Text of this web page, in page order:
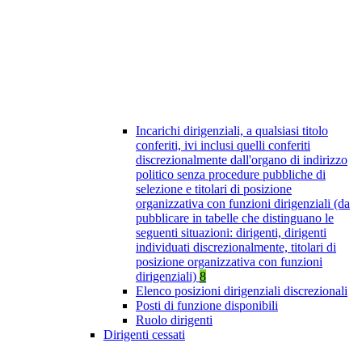
Incarichi dirigenziali, a qualsiasi titolo
conferiti, ivi inclusi quelli conferiti
discrezionalmente dall'organo di indirizzo
politico senza procedure pubbliche di
selezione e titolari di posizione
organizzativa con funzioni dirigenziali (da
pubblicare in tabelle che distinguano le
seguenti situazioni: dirigenti, dirigenti
individuati discrezionalmente, titolari di
posizione organizzativa con funzioni
dirigenziali) 8
Elenco posizioni dirigenziali discrezionali
Posti di funzione disponibili
Ruolo dirigenti
Dirigenti cessati